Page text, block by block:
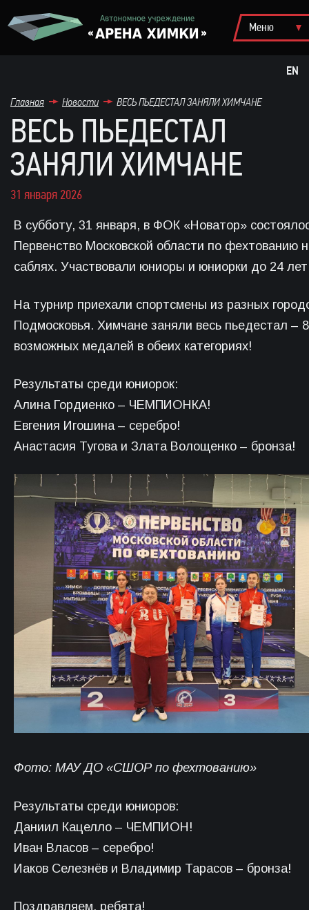
EN
Главная Новости ВЕСЬ ПЬЕДЕСТАЛ ЗАНЯЛИ ХИМЧАНЕ
ВЕСЬ ПЬЕДЕСТАЛ
ЗАНЯЛИ ХИМЧАНЕ
31 января 2026
В субботу, 31 января, в ФОК «Новатор»
Первенство Московской области по фехтованию
саблях. Участвовали юниоры и юниорки до 24
На турнир приехали спортсмены из разных
Подмосковья. Химчане заняли весь пьедестал – 8
возможных медалей в обеих категориях!
Результаты среди юниорок:
Алина Гордиенко – ЧЕМПИОНКА!
Евгения Игошина – серебро!
Анастасия Тугова и Злата Волощенко – бронза!
Фото: МАУ ДО «СШОР по фехтованию»
Результаты среди юниоров:
Даниил Кацелло – ЧЕМПИОН!
Иван Власов – серебро!
Иаков Селезнёв и Владимир Тарасов – бронза!
Поздравляем, ребята!